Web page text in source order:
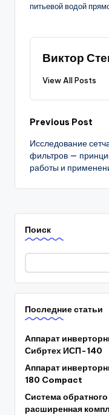
питьевой водой
Виктор
View All Posts
Post
Previous Post
Исследование
фильтров —
работы и
Поиск
Последние статьи
Аппарат
Сибртех ИСП-140
Аппарат
180 Compact
Система
расширенная